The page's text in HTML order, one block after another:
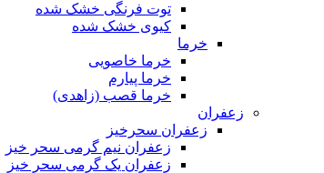
توت فرنگی خشک شده
کیوی خشک شده
خرما
خرما خاصویی
خرما پیارم
خرما قصب (زاهدی)
زعفران
زعفران سحرخیز
زعفران نیم گرمی سحر خیز
زعفران یک گرمی سحر خیز